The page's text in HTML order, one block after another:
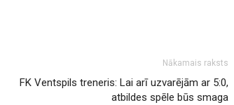
Nākamais raksts
FK Ventspils treneris: Lai arī uzvarējām ar 5:0,
atbildes spēle būs smaga